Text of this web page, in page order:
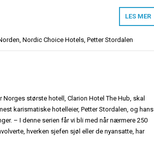
LES MER
Nordic Choice Hotels Petter Stordalen
største hotell, Clarion Hotel The Hub, skal
karismatiske hotelleier, Petter Stordalen, og hans
– I denne serien får vi bli med når nærmere 250
hverken sjefen sjøl eller de nyansatte, har